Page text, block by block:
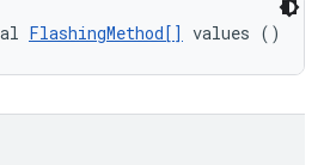
FlashingMethod[] values ()